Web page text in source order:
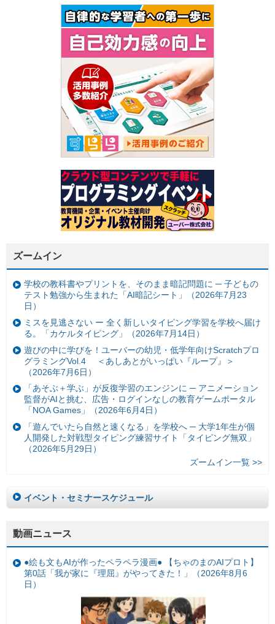
ズームイン
学校の教科書やプリントを、そのまま暗記問題に ─ 子どもの
テスト勉強から生まれた「AI暗記シート」（2026年7月23
日）
ミスを見逃さない ー 全く新しいタイピング学習を学校へ届け
る。「カケルタイピング」（2026年7月14日）
遊びの中に学びを！ユーバーの幼児・低学年向けScratchプロ
グラミングVol.4 ＜あしあとがいっぱい『ループ』＞
（2026年7月6日）
「あそぶ＋学ぶ」が反復学習のエンジンに ─ アニメーション
監督がAIと挑む、広告・ログインなしの教育ゲームポータル
「NOA Games」（2026年6月4日）
「遊んでいたら自然と速くなる」を学校へ ─ 大学1年生が個
人開発した対戦型タイピング練習サイト「タイピング無双」
（2026年5月29日）
ズームイン一覧 >>
イベント・セミナースケジュール
動画ニュース
●絵も文もAIが作ったペラペラ漫画● 【ちゃのまのAIプロト】
第0話「我が家に『理屈』がやってきた！」（2026年8月6
日）